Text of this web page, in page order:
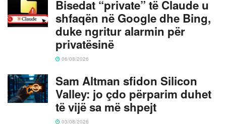
Bisedat “private” të Claude u
shfaqën në Google dhe Bing,
duke ngritur alarmin për
privatësinë
06/08/2026
Sam Altman sfidon Silicon
Valley: jo çdo përparim duhet
të vijë sa më shpejt
03/08/2026